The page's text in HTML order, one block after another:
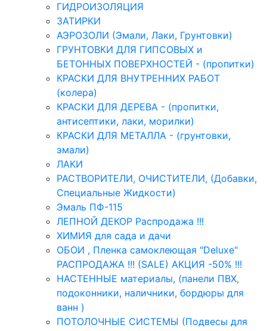
ГИДРОИЗОЛЯЦИЯ
ЗАТИРКИ
АЭРОЗОЛИ (Эмали, Лаки, Грунтовки)
ГРУНТОВКИ ДЛЯ ГИПСОВЫХ и
БЕТОННЫХ ПОВЕРХНОСТЕЙ - (пропитки)
КРАСКИ ДЛЯ ВНУТРЕННИХ РАБОТ
(колера)
КРАСКИ ДЛЯ ДЕРЕВА - (пропитки,
антисептики, лаки, морилки)
КРАСКИ ДЛЯ МЕТАЛЛА - (грунтовки,
эмали)
ЛАКИ
РАСТВОРИТЕЛИ, ОЧИСТИТЕЛИ, (Добавки,
Специальные Жидкости)
Эмаль ПФ-115
ЛЕПНОЙ ДЕКОР Распродажа !!!
ХИМИЯ для сада и дачи
ОБОИ , Пленка самоклеющая "Deluxe"
РАСПРОДАЖА !!! (SALE) АКЦИЯ -50% !!!
НАСТЕННЫЕ материалы, (панели ПВХ,
подоконники, наличники, бордюры для
ванн )
ПОТОЛОЧНЫЕ СИСТЕМЫ (Подвесы для